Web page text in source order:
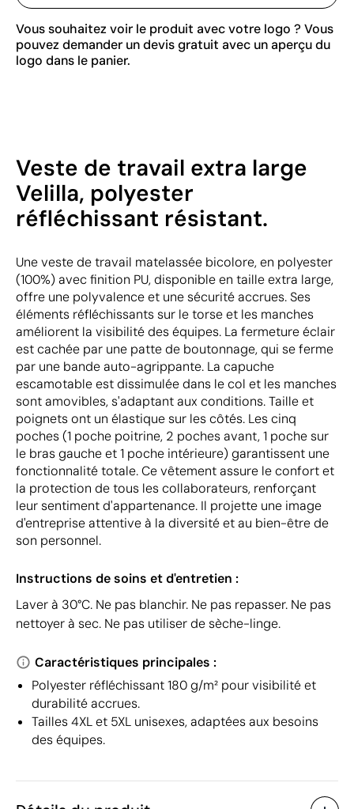
Vous souhaitez voir le produit avec votre logo ? Vous
pouvez demander un devis gratuit avec un aperçu du
logo dans le panier.
Veste de travail extra large
Velilla, polyester
réfléchissant résistant.
Une veste de travail matelassée bicolore, en polyester
(100%) avec finition PU, disponible en taille extra large,
offre une polyvalence et une sécurité accrues. Ses
éléments réfléchissants sur le torse et les manches
améliorent la visibilité des équipes. La fermeture éclair
est cachée par une patte de boutonnage, qui se ferme
par une bande auto-agrippante. La capuche
escamotable est dissimulée dans le col et les manches
sont amovibles, s'adaptant aux conditions. Taille et
poignets ont un élastique sur les côtés. Les cinq
poches (1 poche poitrine, 2 poches avant, 1 poche sur
le bras gauche et 1 poche intérieure) garantissent une
fonctionnalité totale. Ce vêtement assure le confort et
la protection de tous les collaborateurs, renforçant
leur sentiment d'appartenance. Il projette une image
d'entreprise attentive à la diversité et au bien-être de
son personnel.
Instructions de soins et d'entretien :
Laver à 30°C. Ne pas blanchir. Ne pas repasser. Ne pas
nettoyer à sec. Ne pas utiliser de sèche-linge.
Caractéristiques principales :
Polyester réfléchissant 180 g/m² pour visibilité et
durabilité accrues.
Tailles 4XL et 5XL unisexes, adaptées aux besoins
des équipes.